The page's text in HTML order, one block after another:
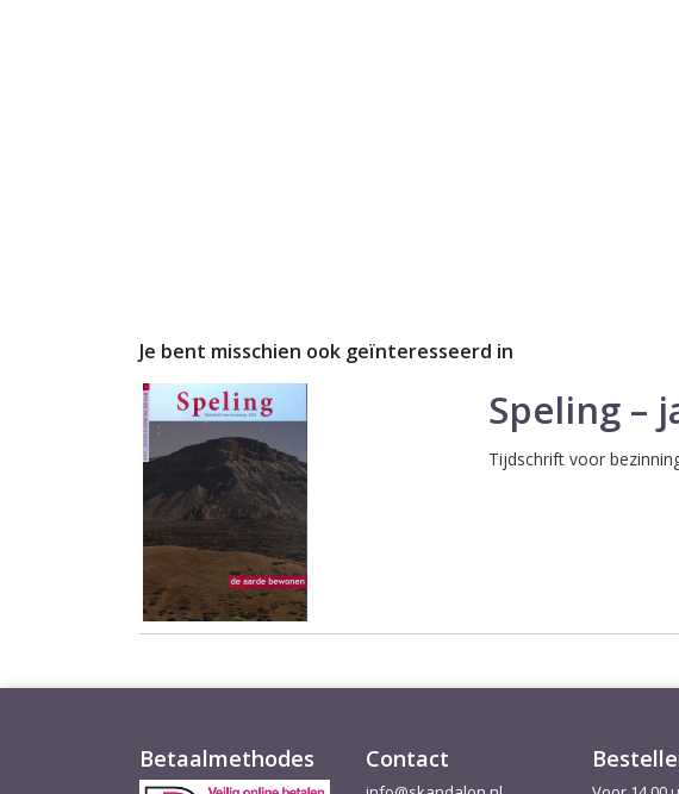
Je bent misschien ook geïnteresseerd in
Speling –
Tijdschrift voor
Betaalmethodes Contact